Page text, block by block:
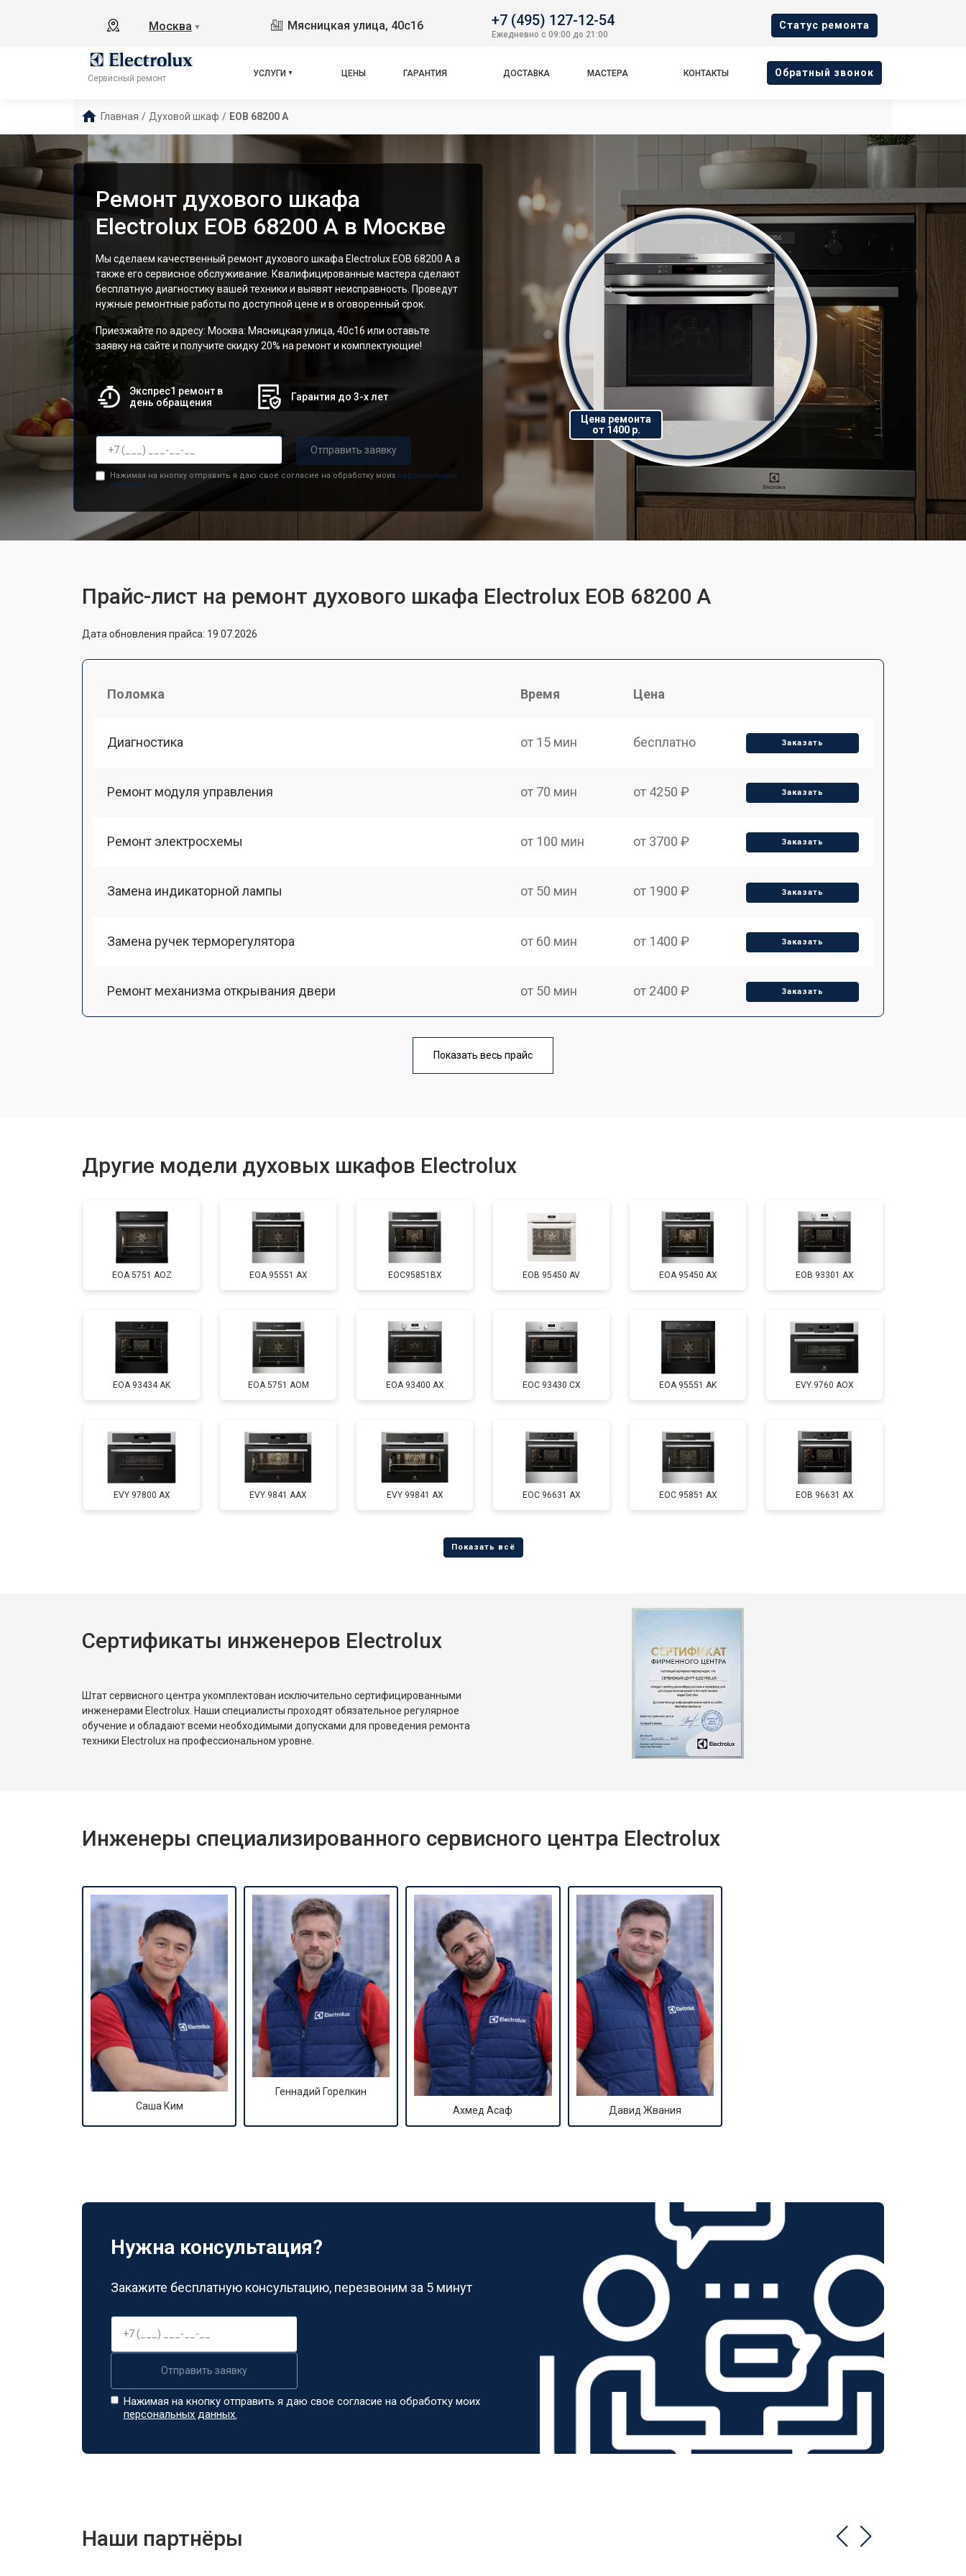
Москва ▼ Мясницкая улица, 40с16 +7 (495) 127-12-54
Ежедневно с 09:00 до 21:00
Cтатус ремонта
Сервисный ремонт
УСЛУГИ ЦЕНЫ ГАРАНТИЯ ДОСТАВКА МАСТЕРА КОНТАКТЫ Oбратный звонок
Главная / Духовой шкаф / EOB 68200 A
Ремонт духового шкафа
Electrolux EOB 68200 A в Москве
Мы сделаем качественный ремонт духового шкафа Electrolux EOB 68200 A а
также его сервисное обслуживание. Квалифицированные мастера сделают
бесплатную диагностику вашей техники и выявят неисправность. Проведут
нужные ремонтные работы по доступной цене и в оговоренный срок.
Приезжайте по адресу: Москва: Мясницкая улица, 40с16 или оставьте
заявку на сайте и получите скидку 20% на ремонт и комплектующие!
Экспрес1 ремонт в
день обращения
Гарантия до 3-х лет
Отправить заявку
Нажимая на кнопку отправить я даю свое согласие на обработку моих персональных
данных.
Цена ремонта
от 1400 р.
Прайс-лист на ремонт духового шкафа Electrolux EOB 68200 A
Дата обновления прайса: 19.07.2026
Поломка Время Цена
Диагностика от 15 мин бесплатно Заказать
Ремонт модуля управления от 70 мин от 4250 ₽ Заказать
Ремонт электросхемы от 100 мин от 3700 ₽ Заказать
Замена индикаторной лампы от 50 мин от 1900 ₽ Заказать
Замена ручек терморегулятора от 60 мин от 1400 ₽ Заказать
Ремонт механизма открывания двери от 50 мин от 2400 ₽ Заказать
от 90 мин
Замена панели управления от 120 мин от 4500 ₽ Заказать
Показать весь прайс
Другие модели духовых шкафов Electrolux
EOA 5751 AOZ EOA 95551 AX EOC95851BX EOB 95450 AV EOA 95450 AX EOB 93301 AX
EOA 93434 AK EOA 5751 AOM EOA 93400 AX EOC 93430 CX EOA 95551 AK EVY 9760 AOX
EVY 97800 AX EVY 9841 AAX EVY 99841 AX EOC 96631 AX EOC 95851 AX EOB 96631 AX
Сертификаты инженеров Electrolux
Штат сервисного центра укомплектован исключительно сертифицированными
инженерами Electrolux. Наши специалисты проходят обязательное регулярное
обучение и обладают всеми необходимыми допусками для проведения ремонта
техники Electrolux на профессиональном уровне.
Инженеры специализированного сервисного центра Electrolux
Саша Ким
Геннадий Горелкин
Ахмед Асаф
Давид Жвания
Нужна консультация?
Закажите бесплатную консультацию, перезвоним за 5 минут
Отправить заявку
Нажимая на кнопку отправить я даю свое согласие на обработку моих
персональных данных.
Наши партнёры